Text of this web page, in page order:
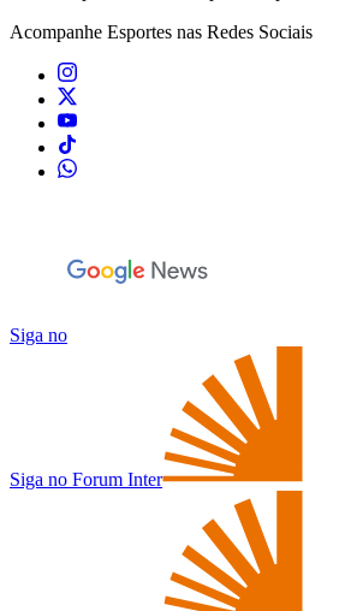
Acompanhe Esportes nas Redes Sociais
Siga no
Siga no Forum Inter